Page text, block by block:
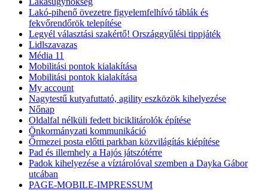
Lakó-pihenő övezetre figyelemfelhívó táblák és
fekvőrendőrök telepítése
Legyél választási szakértő! Országgyűlési tippjáték
Lidlszavazas
Média 11
Mobilitási pontok kialakítása
Mobilitási pontok kialakítása
My account
Nagytestű kutyafuttató, agility eszközök kihelyezése
Nőnap
Oldalfal nélküli fedett biciklitárolók építése
Önkormányzati kommunikáció
Őrmezei posta előtti parkban közvilágítás kiépítése
Pad és illemhely a Hajós játszótérre
Padok kihelyezése a víztárolóval szemben a Dayka Gábor
utcában
PAGE-MOBILE-IMPRESSUM